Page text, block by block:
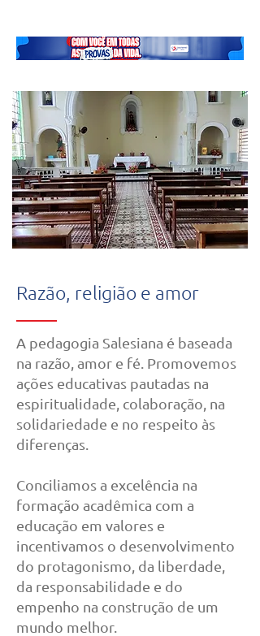
Razão, religião e amor
A pedagogia Salesiana é baseada
na razão, amor e fé. Promovemos
ações educativas pautadas na
espiritualidade, colaboração, na
solidariedade e no respeito às
diferenças.
Conciliamos a excelência na
formação acadêmica com a
educação em valores e
incentivamos o desenvolvimento
do protagonismo, da liberdade,
da responsabilidade e do
empenho na construção de um
mundo melhor.